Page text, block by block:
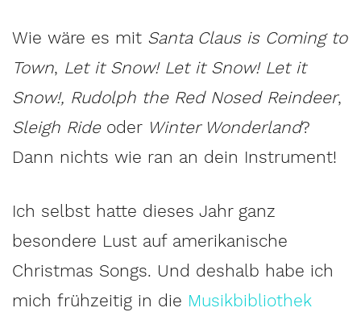
Wie wäre es mit Santa Claus is Coming to
Town, Let it Snow! Let it Snow! Let it
Snow!, Rudolph the Red Nosed Reindeer,
Sleigh Rideoder Winter Wonderland?
Dann nichts wie ran an dein Instrument!
Ich selbst hatte dieses Jahr ganz
besondere Lust auf amerikanische
Christmas Songs. Und deshalb habe ich
mich frühzeitig in die Musikbibliothek